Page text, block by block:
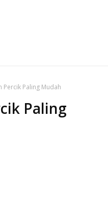
Percik Paling Mudah
Paling